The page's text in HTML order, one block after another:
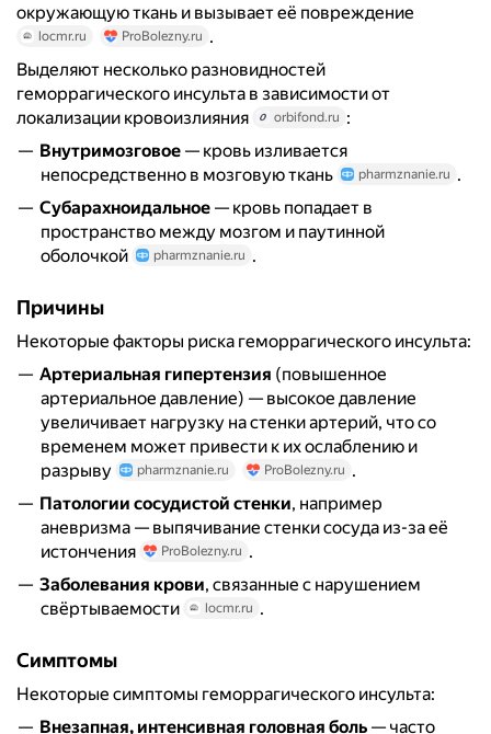
окружающую ткань и вызывает её повреждение
locmr.ru ProBolezny.ru .
Выделяют несколько разновидностей
геморрагического инсульта в зависимости от
локализации кровоизлияния
orbifond.ru :
Внутримозговое — кровь изливается
непосредственно в мозговую ткань
pharmznanie.ru .
Субарахноидальное — кровь попадает в
пространство между мозгом и паутинной
оболочкой
pharmznanie.ru .
Причины
Некоторые факторы риска геморрагического инсульта:
Артериальная гипертензия (повышенное
артериальное давление) — высокое давление
увеличивает нагрузку на стенки артерий, что со
временем может привести к их ослаблению и
разрыву
pharmznanie.ru ProBolezny.ru .
Патологии сосудистой стенки, например
аневризма — выпячивание стенки сосуда из-за её
истончения
ProBolezny.ru .
Заболевания крови, связанные с нарушением
свёртываемости
locmr.ru .
Симптомы
Некоторые симптомы геморрагического инсульта:
Внезапная, интенсивная головная боль — часто